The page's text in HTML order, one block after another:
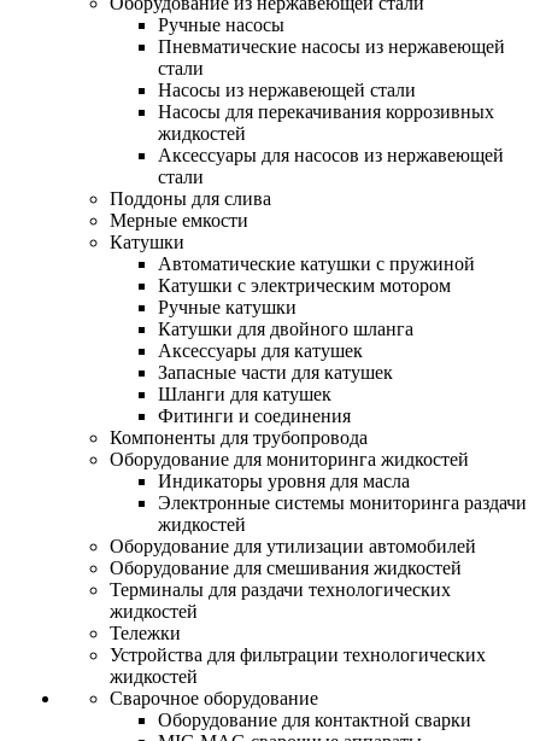
Ручные насосы
Пневматические насосы из нержавеющей
стали
Насосы из нержавеющей стали
Насосы для перекачивания коррозивных
жидкостей
Аксессуары для насосов из нержавеющей
стали
Поддоны для слива
Мерные емкости
Катушки
Автоматические катушки с пружиной
Катушки с электрическим мотором
Ручные катушки
Катушки для двойного шланга
Аксессуары для катушек
Запасные части для катушек
Шланги для катушек
Фитинги и соединения
Компоненты для трубопровода
Оборудование для мониторинга жидкостей
Индикаторы уровня для масла
Электронные системы мониторинга раздачи
жидкостей
Оборудование для утилизации автомобилей
Оборудование для смешивания жидкостей
Терминалы для раздачи технологических
жидкостей
Тележки
Устройства для фильтрации технологических
жидкостей
Сварочное оборудование
Оборудование для контактной сварки